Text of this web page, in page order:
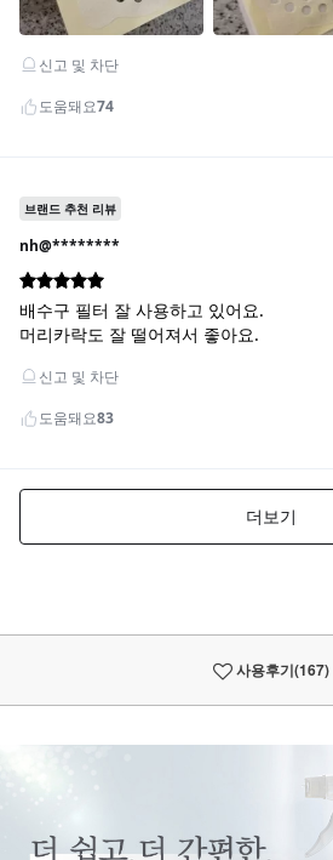
사용후기(167)